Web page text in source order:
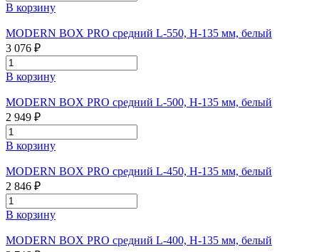
В корзину
MODERN BOX PRO средний L-550, H-135 мм, белый
3 076 ₽
В корзину
MODERN BOX PRO средний L-500, H-135 мм, белый
2 949 ₽
В корзину
MODERN BOX PRO средний L-450, H-135 мм, белый
2 846 ₽
В корзину
MODERN BOX PRO средний L-400, H-135 мм, белый